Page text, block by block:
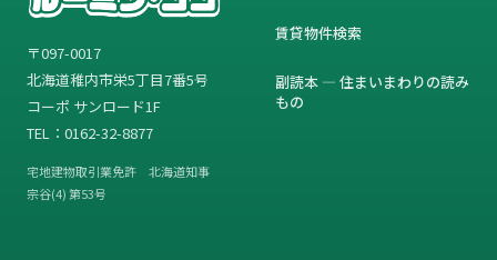
〒097-0017
北海道稚内市栄5丁目7番5号
コーポ サンロード1F
TEL：0162-32-8877
宅地建物取引業免許 北海道知事
宗谷(4) 第53号
賃貸物件検索
副読本 — 住まいまわりの読み
もの